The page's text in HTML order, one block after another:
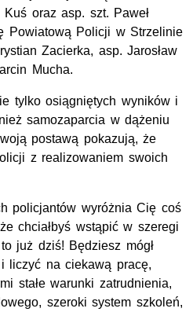
oraz asp. szt. Paweł
Powiatową Policji w Strzelinie
Zacierka, asp.Jarosław
Mucha.
tylko osiągniętych wyników i
samozaparcia w dążeniu
postawą pokazują, że
z realizowaniem swoich
policjantów wyróżnia Cię coś
chciałbyś wstąpić w szeregi
już dziś! Będziesz mógł
liczyć na ciekawą pracę,
stałe warunki zatrudnienia,
szeroki system szkoleń,